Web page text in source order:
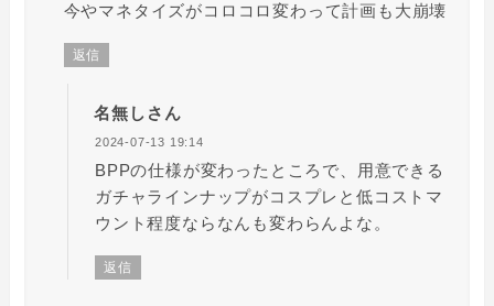
今やマネタイズがコロコロ変わって計画も大崩壊
返信
名無しさん
2024-07-13 19:14
BPPの仕様が変わったところで、用意できる
ガチャラインナップがコスプレと低コストマ
ウント程度ならなんも変わらんよな。
返信